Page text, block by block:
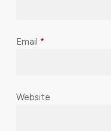
Email *
Website